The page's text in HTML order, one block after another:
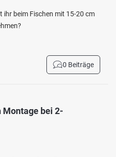
ihr beim Fischen mit 15-20 cm
0 Beiträge
bei 2-